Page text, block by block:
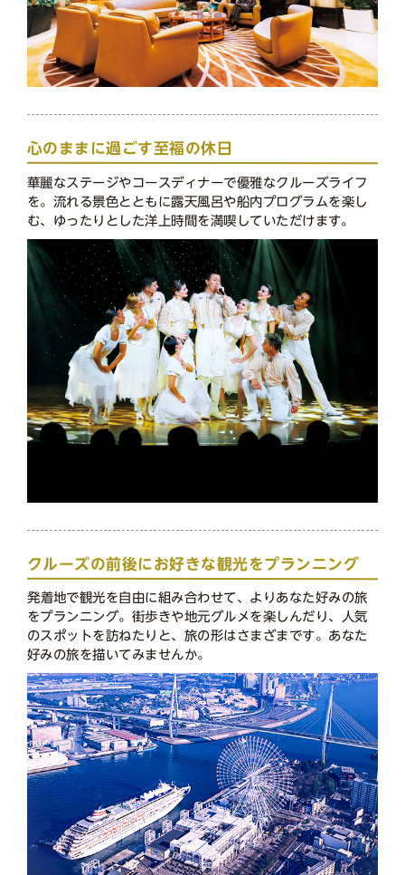
心のままに過ごす至福の休日
華麗なステージやコースディナーで優雅なクルーズライフ
を。流れる景色とともに露天風呂や船内プログラムを楽し
む、ゆったりとした洋上時間を満喫していただけます。
クルーズの前後にお好きな観光をプランニング
発着地で観光を自由に組み合わせて、よりあなた好みの旅
をプランニング。街歩きや地元グルメを楽しんだり、人気
のスポットを訪ねたりと、旅の形はさまざまです。あなた
好みの旅を描いてみませんか。